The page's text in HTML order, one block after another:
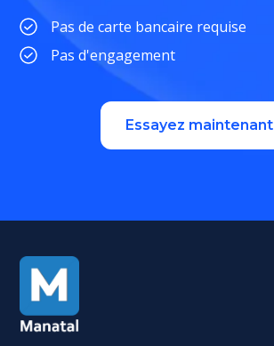
Pas de carte bancaire requise
Pas d'engagement
Essayez maintenant